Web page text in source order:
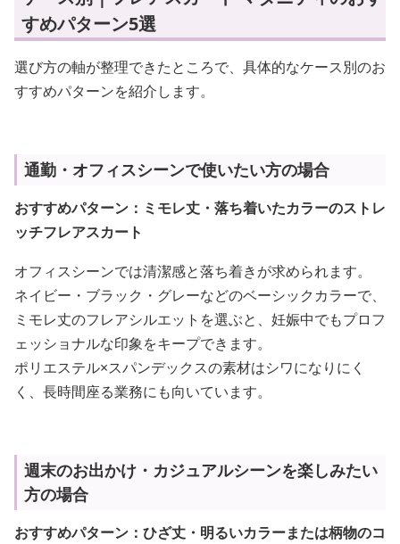
すめパターン5選
選び方の軸が整理できたところで、具体的なケース別のお
すすめパターンを紹介します。
通勤・オフィスシーンで使いたい方の場合
おすすめパターン：ミモレ丈・落ち着いたカラーのストレ
ッチフレアスカート
オフィスシーンでは清潔感と落ち着きが求められます。
ネイビー・ブラック・グレーなどのベーシックカラーで、
ミモレ丈のフレアシルエットを選ぶと、妊娠中でもプロフ
ェッショナルな印象をキープできます。
ポリエステル×スパンデックスの素材はシワになりにく
く、長時間座る業務にも向いています。
週末のお出かけ・カジュアルシーンを楽しみたい
方の場合
おすすめパターン：ひざ丈・明るいカラーまたは柄物のコ